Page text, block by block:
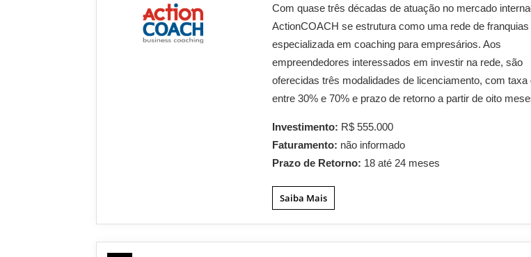
Com quase três décadas de atuação no mercado
ActionCOACH se estrutura como uma rede de franquias
especializada em coaching para empresários. Aos
empreendedores interessados em investir na rede, são
oferecidas três modalidades de licenciamento, com taxa
entre 30% e 70% e prazo de retorno a partir de oito
Investimento: R$ 555.000
Faturamento: não informado
Prazo de Retorno: 18 até 24 meses
Saiba Mais